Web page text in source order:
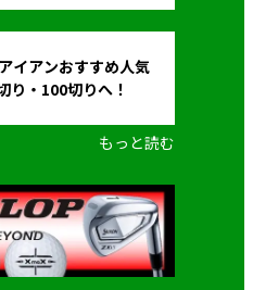
イアンおすすめ人気
り・100切りへ！
もっと読む